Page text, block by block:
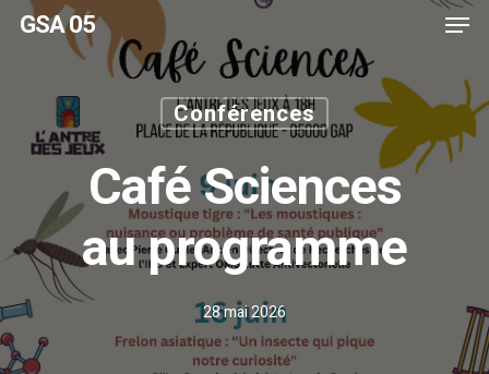
SkipGSA 05
Conférences
Café Sciences
au programme
28 mai 2026